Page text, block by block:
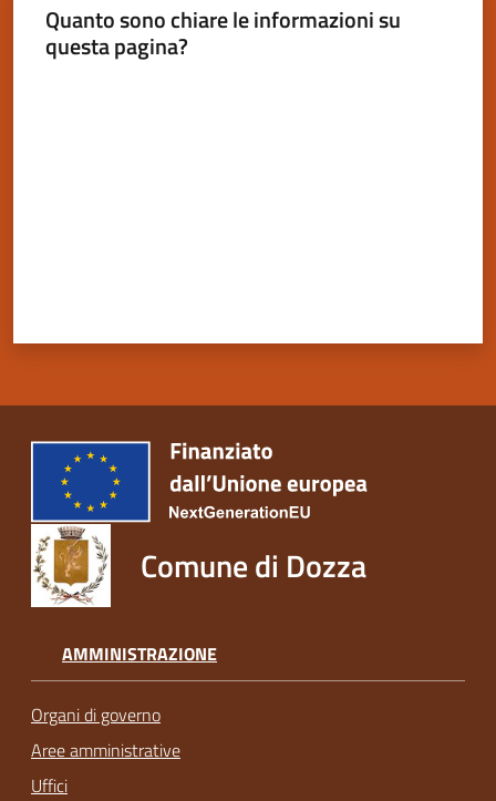
Quanto sono chiare le informazioni su
questa pagina?
Comune di Dozza
AMMINISTRAZIONE
Organi di governo
Aree amministrative
Uffici